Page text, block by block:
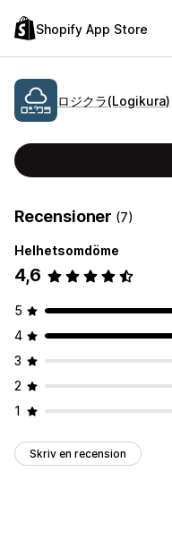
Shopify App Store
ロジクラ(Logikura)
Recensioner (7)
Helhetsomdöme
4,6
5
4
3
2
1
Skriv en recension